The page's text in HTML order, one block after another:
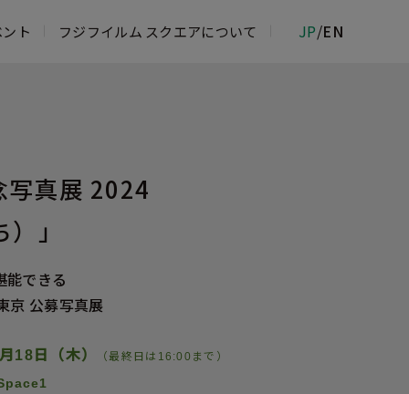
ト フジフイルム スクエアについて JP/EN
イルム＆イメージングサービスカウ
真展 2024
」
能できる
京 公募写真展
18日（木） （最終日は16:00まで）